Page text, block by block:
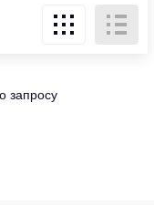
запросу